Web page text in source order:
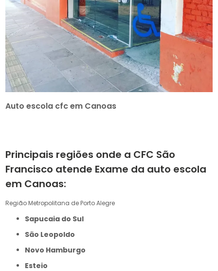
Auto escola cfc em Canoas
Principais regiões onde a CFC São
Francisco atende Exame da auto escola
em Canoas:
Região Metropolitana de Porto Alegre
Sapucaia do Sul
São Leopoldo
Novo Hamburgo
Esteio